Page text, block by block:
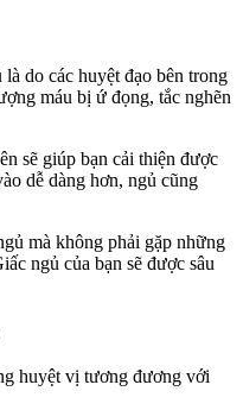
do các huyệt đạo bên trong
máu bị ứ đọng, tắc nghẽn
sẽ giúp bạn cải thiện được
dễ dàng hơn, ngủ cũng
mà không phải gặp những
ngủ của bạn sẽ được sâu
huyệt vị tương đương với